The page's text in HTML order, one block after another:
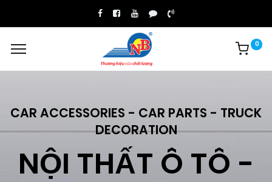
0
CAR ACCESSORIES - CAR PARTS - TRUCK
DECORATION
NỘI THẤT Ô TÔ -